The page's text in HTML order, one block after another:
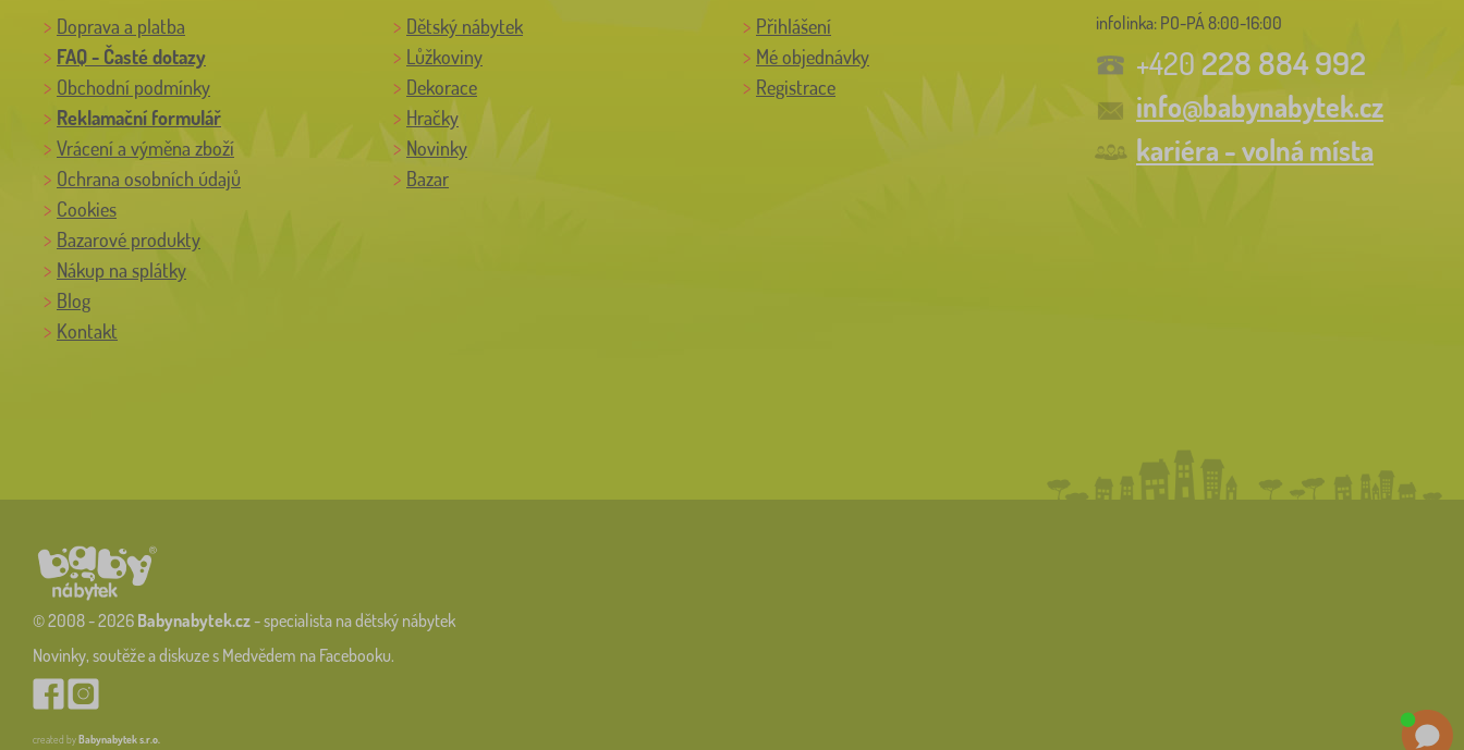
Doprava a platba
FAQ - Časté dotazy
Obchodní podmínky
Reklamační formulář
Vrácení a výměna zboží
Ochrana osobních údajů
Cookies
Bazarové produkty
Nákup na splátky
Blog
Kontakt
Dětský nábytek
Lůžkoviny
Dekorace
Hračky
Novinky
Bazar
Přihlášení
Mé objednávky
Registrace
infolinka: PO-PÁ 8:00-16:00
+420 228 884 992
info@babynabytek.cz
kariéra - volná místa
© 2008 - 2026 Babynabytek.cz- specialista na dětský nábytek
Novinky, soutěže a diskuze s Medvědem na Facebooku.
created by Babynabytek s.r.o.